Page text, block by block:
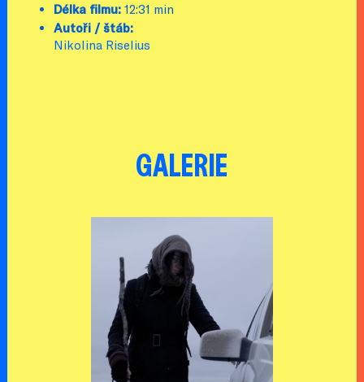
Délka filmu: 12:31 min
Autoři / štáb:
Nikolina Riselius
GALERIE